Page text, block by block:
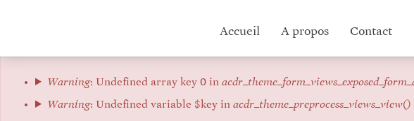
Hub
menu
Accueil A propos Contact
Message
d'erreur
Warning: Undefined array key 0 in
Warning: Undefined variable $key in acdr_theme_preprocess_views_view()